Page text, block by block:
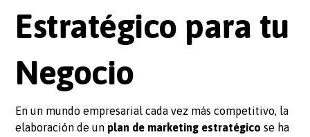
Estratégico para tu
Negocio
En un mundo empresarial cada vez más competitivo, la
elaboración de un plan de marketing estratégico se ha